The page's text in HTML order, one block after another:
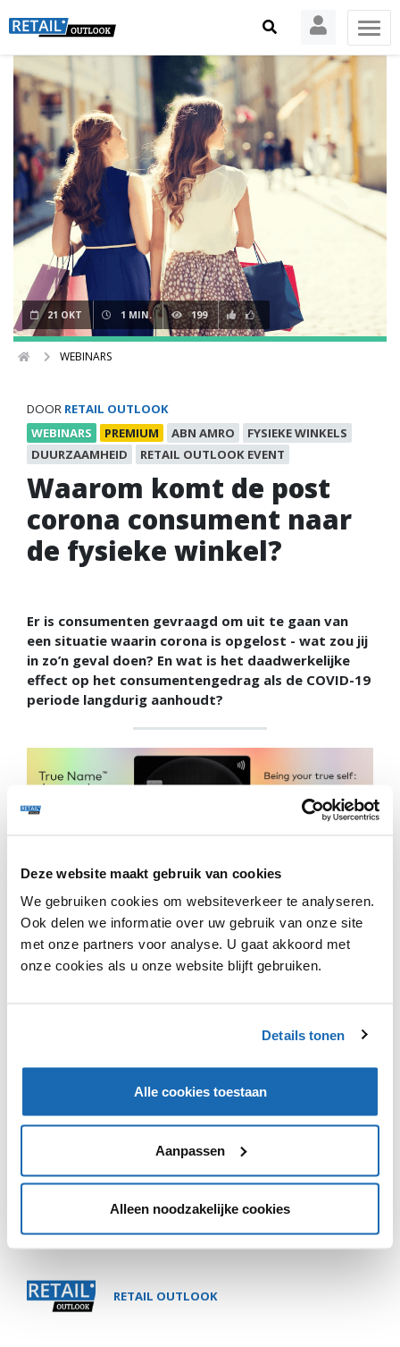
Deze website maakt gebruik van cookies
We gebruiken cookies om websiteverkeer te analyseren.
Ook delen we informatie over uw gebruik van onze site
met onze partners voor analyse. U gaat akkoord met
onze cookies als u onze website blijft gebruiken.
Details tonen
Alle cookies toestaan
Aanpassen
Alleen noodzakelijke cookies
21 OKT 1 MIN. 199
WEBINARS
DOOR RETAIL OUTLOOK
WEBINARS
PREMIUM ABN AMRO
FYSIEKE WINKELS
DUURZAAMHEID
RETAIL OUTLOOK EVENT
Waarom komt de post
corona consument naar
de fysieke winkel?
Er is consumenten gevraagd om uit te gaan van
een situatie waarin corona is opgelost - wat zou jij
in zo’n geval doen? En wat is het daadwerkelijke
effect op het consumentengedrag als de COVID-19
periode langdurig aanhoudt?
Dit is een premium artikel en kan met een
gratis
account verder gelezen worden. Klik hier
om in te
loggen of te registreren.
DEEL DIT IN JOUW NETWERK
RETAIL OUTLOOK